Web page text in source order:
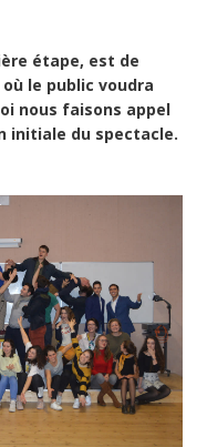
étape, est de
le public voudra
nous faisons appel
initiale du spectacle.